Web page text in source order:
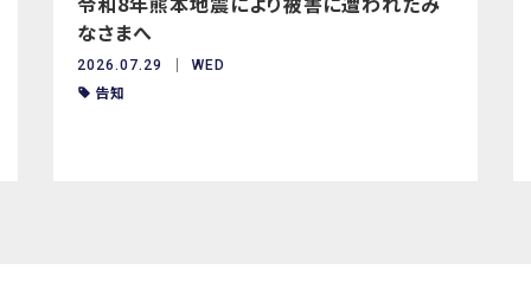
なさまへ
2026.07.29 WED
告知